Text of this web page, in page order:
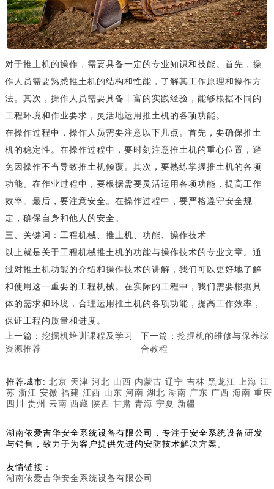
对于推土机的操作，需要具备一定的专业知识和技能。首先，操
作人员需要熟悉推土机的结构和性能，了解其工作原理和操作方
法。其次，操作人员需要具备丰富的实践经验，能够根据不同的
工程环境和作业要求，灵活地运用推土机的各项功能。
在操作过程中，操作人员需要注意以下几点。首先，要确保推土
机的稳定性。在操作过程中，要时刻注意推土机的重心位置，避
免因操作不当导致推土机倾覆。其次，要熟练掌握推土机的各项
功能。在作业过程中，要根据需要灵活运用各项功能，提高工作
效率。最后，要注意安全。在操作过程中，要严格遵守安全规
定，确保自身和他人的安全。
三、关键词：工程机械、推土机、功能、操作技术
以上就是关于工程机械推土机的功能与操作技术的专业文章。通
过对推土机功能的介绍和操作技术的讲解，我们可以更好地了解
和使用这一重要的工程机械。在实际的工程中，我们需要根据具
体的需求和环境，合理运用推土机的各项功能，提高工作效率，
保证工程的质量和进度。
上一篇： 挖掘机培训课程及学习
资源推荐
下一篇： 挖掘机的维修与保养综
合教程
推荐城市: 北京 天津 河北 山西 内蒙古 辽宁 吉林 黑龙江 上海 江
苏 浙江 安徽 福建 江西 山东 河南 湖北 湖南 广东 广西 海南 重庆
四川
贵州 云南 西藏 陕西 甘肃 青海 宁夏 新疆
湖南依爱吉华安全系统设备有限公司，专注于安全系统设备研发
与销售，致力于为客户提供先进的安防技术解决方案。
友情链接：
湖南依爱吉华安全系统设备有限公司